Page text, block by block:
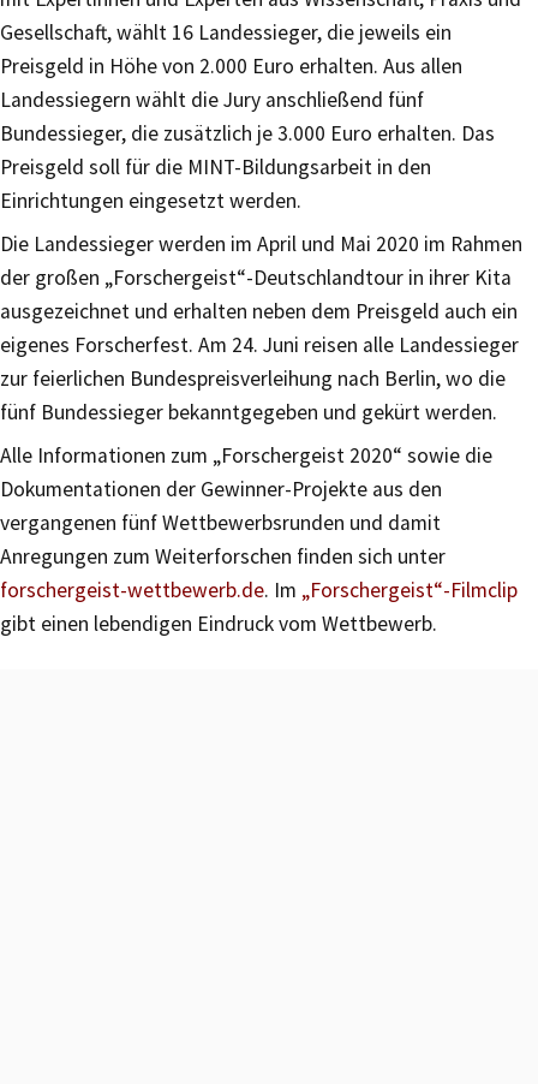
Gesellschaft, wählt 16 Landessieger, die jeweils ein
Preisgeld in Höhe von 2.000 Euro erhalten. Aus allen
Landessiegern wählt die Jury anschließend fünf
Bundessieger, die zusätzlich je 3.000 Euro erhalten. Das
Preisgeld soll für die MINT-Bildungsarbeit in den
Einrichtungen eingesetzt werden.
Die Landessieger werden im April und Mai 2020 im Rahmen
der großen „Forschergeist“-Deutschlandtour in ihrer Kita
ausgezeichnet und erhalten neben dem Preisgeld auch ein
eigenes Forscherfest. Am 24. Juni reisen alle Landessieger
zur feierlichen Bundespreisverleihung nach Berlin, wo die
fünf Bundessieger bekanntgegeben und gekürt werden.
Alle Informationen zum „Forschergeist 2020“ sowie die
Dokumentationen der Gewinner-Projekte aus den
vergangenen fünf Wettbewerbsrunden und damit
Anregungen zum Weiterforschen finden sich unter
forschergeist-wettbewerb.de. Im „Forschergeist“-Filmclip
gibt einen lebendigen Eindruck vom Wettbewerb.